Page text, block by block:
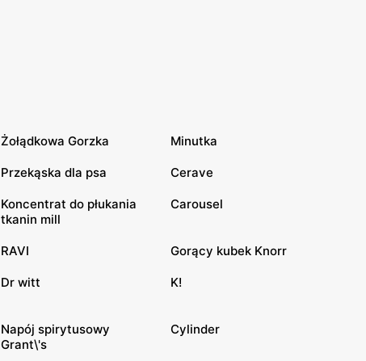
Żołądkowa Gorzka Minutka
Przekąska dla psa Cerave
Koncentrat do płukania
tkanin mill
Carousel
RAVI Gorący kubek Knorr
Dr witt K!
Napój spirytusowy
Grant\'s
Cylinder